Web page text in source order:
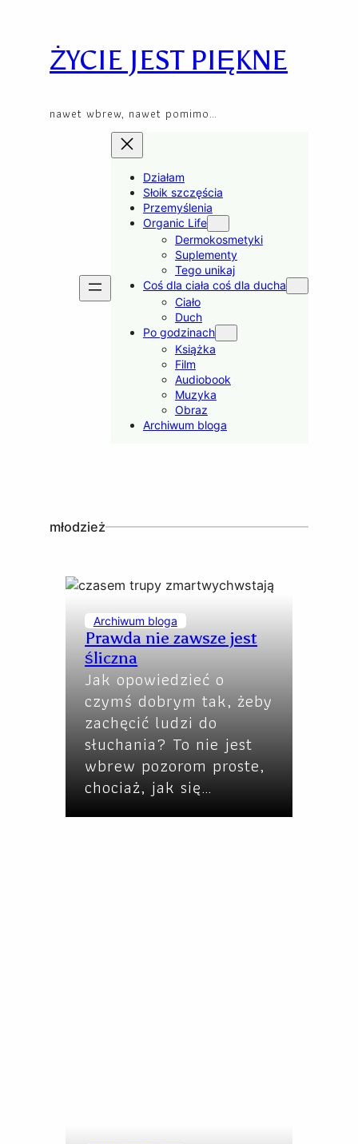
contentŻYCIE JEST PIĘKNE
nawet wbrew, nawet pomimo…
Działam
Słoik szczęścia
Przemyślenia
Organic Life
Dermokosmetyki
Suplementy
Tego unikaj
Coś dla ciała coś dla ducha
Ciało
Duch
Po godzinach
Książka
Film
Audiobook
Muzyka
Obraz
Archiwum bloga
młodzież
Archiwum bloga
Prawda nie zawsze jest
śliczna
Jak opowiedzieć o
czymś dobrym tak, żeby
zachęcić ludzi do
słuchania? To nie jest
wbrew pozorom proste,
chociaż, jak się…